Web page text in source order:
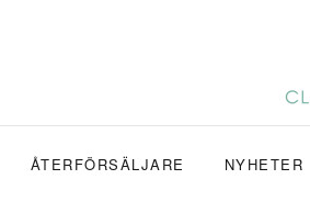
ÅTERFÖRSÄLJARE NYHETER